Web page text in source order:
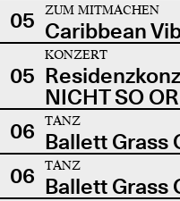
05
ZUM MITMACHEN
Caribbean
05
KONZERT
NICHT SO
06
TANZ
Ballett Grass
06
TANZ
Ballett Grass